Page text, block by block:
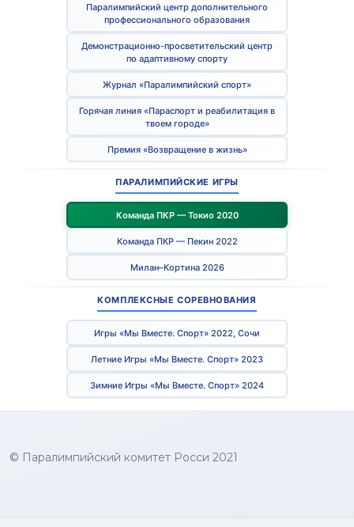
Паралимпийский центр дополнительного
профессионального образования
Демонстрационно-просветительский центр
по адаптивному спорту
Журнал «Паралимпийский спорт»
Горячая линия «Параспорт и реабилитация в
твоем городе»
Премия «Возвращение в жизнь»
ПАРАЛИМПИЙСКИЕ ИГРЫ
Команда ПКР — Токио 2020
Команда ПКР — Пекин 2022
Милан–Кортина 2026
КОМПЛЕКСНЫЕ СОРЕВНОВАНИЯ
Игры «Мы Вместе. Спорт» 2022, Сочи
Летние Игры «Мы Вместе. Спорт» 2023
Зимние Игры «Мы Вместе. Спорт» 2024
© Паралимпийский комитет Росси 2021